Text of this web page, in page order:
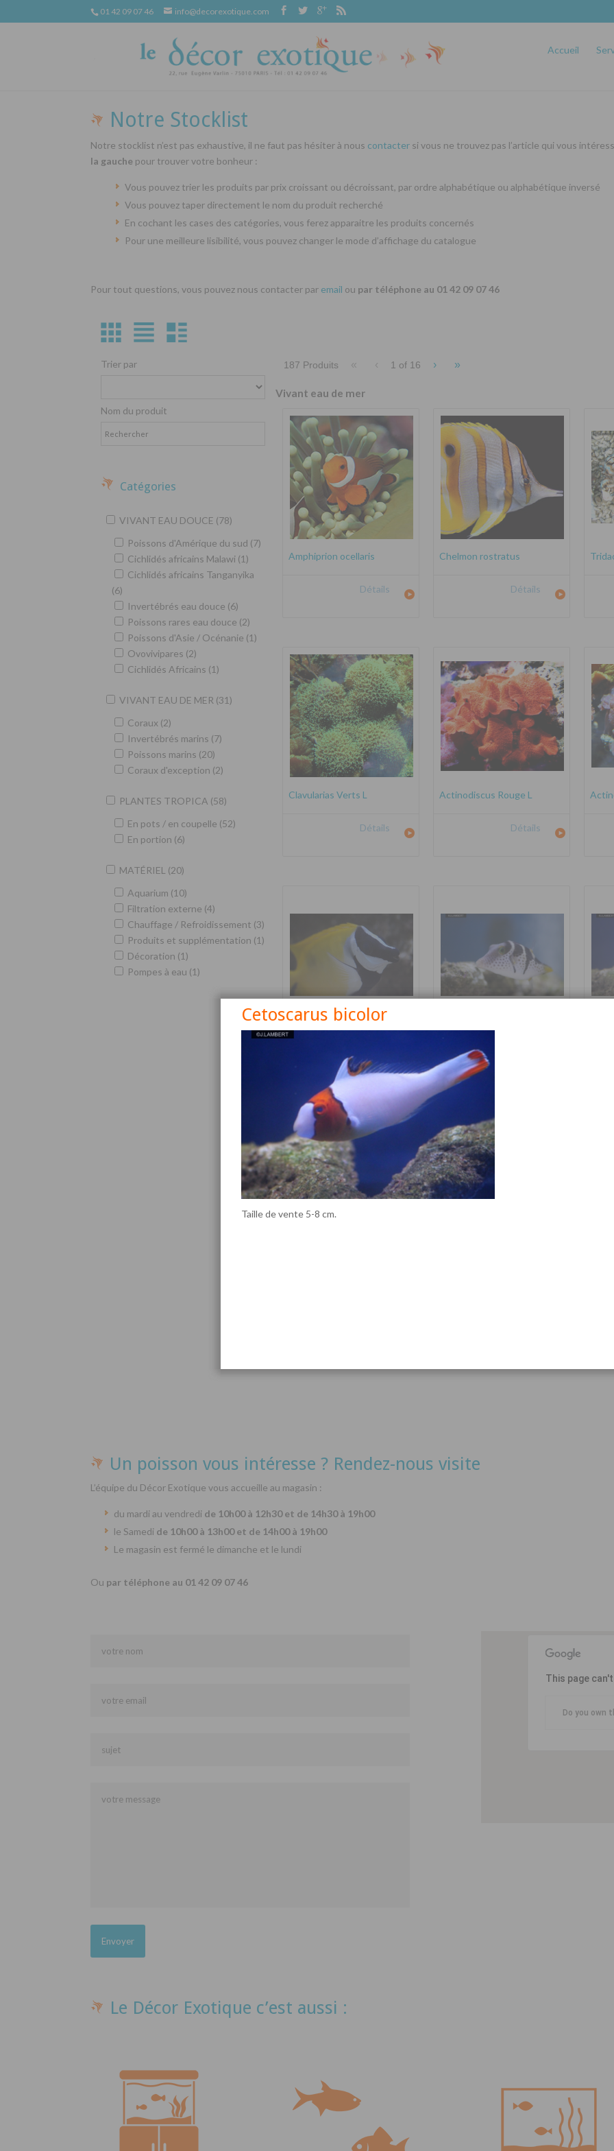
01 42 09 07 46 info@decorexotique.com
Accueil
Notre Stocklist
Notre stocklist n’est pas exhaustive, il ne faut pas hésiter à nous contacter si vous ne trouvez pas l’article qui vous
la gauche pour trouver votre bonheur :
Vous pouvez trier les produits par prix croissant ou décroissant, par ordre alphabétique ou alphabétique inversé
Vous pouvez taper directement le nom du produit recherché
En cochant les cases des catégories, vous ferez apparaitre les produits concernés
Pour une meilleure lisibilité, vous pouvez changer le mode d’affichage du catalogue
Pour tout questions, vous pouvez nous contacter par email ou par téléphone au 01 42 09 07 46
Trier par
Nom du produit
Catégories
VIVANT EAU DOUCE (78)
Poissons d'Amérique du sud (7)
Cichlidés africains Malawi (1)
Cichlidés africains Tanganyika
(6)
Invertébrés eau douce (6)
Poissons rares eau douce (2)
Poissons d'Asie / Océnanie (1)
Ovovivipares (2)
Cichlidés Africains (1)
VIVANT EAU DE MER (31)
Coraux (2)
Invertébrés marins (7)
Poissons marins (20)
Coraux d'exception (2)
PLANTES TROPICA (58)
En pots / en coupelle (52)
En portion (6)
MATÉRIEL (20)
Aquarium (10)
Filtration externe (4)
Chauffage / Refroidissement (3)
Produits et supplémentation (1)
Décoration (1)
Pompes à eau (1)
187 Produits « ‹ 1 of 16 › »
Vivant eau de mer
Amphiprion ocellaris
Détails
Chelmon rostratus
Détails
Clavularias Verts L
Détails
Actinodiscus Rouge L
Détails
Siganus vulpinus
Détails
Canthigaster valentini
Un poisson vous intéresse ? Rendez-nous visite
L’équipe du Décor Exotique vous accueille au magasin :
du mardi au vendredi de 10h00 à 12h30 et de 14h30 à 19h00
le Samedi de 10h00 à 13h00 et de 14h00 à 19h00
Le magasin est fermé le dimanche et le lundi
Ou par téléphone au 01 42 09 07 46
This page
Do you own
Le Décor Exotique c’est aussi :
Cetoscarus bicolor
Taille de vente 5-8 cm.